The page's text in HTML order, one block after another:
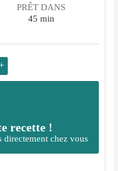
PRÊT DANS
45minutes
min
recette !
directement chez vous